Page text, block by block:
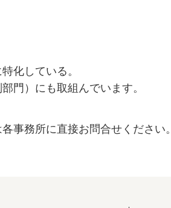
化している。
門）にも取組んでいます。
事務所に直接お問合せください。